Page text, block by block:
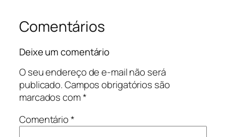
Comentários
Deixe um comentário
O seu endereço de e-mail não será
publicado.Campos obrigatórios são
marcados com*
Comentário*